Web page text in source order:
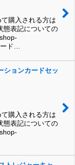
購入される方は
態表記についての
ード…
ションカードセッ
購入される方は
態表記についての